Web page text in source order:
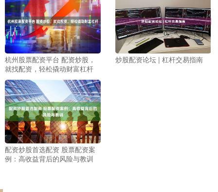
杭州股票配资平台 配资炒股，
就找配资，轻松撬动财富杠杆
炒股配资论坛 | 杠杆交易指南
配资炒股首选配资 股票配资案
例：高收益背后的风险与教训